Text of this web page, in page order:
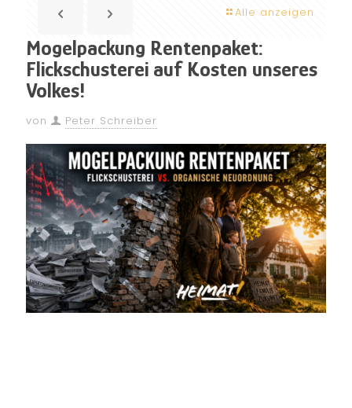
Alle anzeigen
Mogelpackung Rentenpaket:
Flickschusterei auf Kosten unseres
Volkes!
von Peter Schreiber